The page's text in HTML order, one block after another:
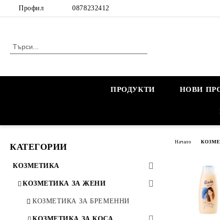
Профил 0878232412
ПРОДУКТИ НОВИ
КАТЕГОРИИ
КОЗМЕТИКА
КОЗМЕТИКА ЗА ЖЕНИ
КОЗМЕТИКА ЗА БРЕМЕННИ
Начало